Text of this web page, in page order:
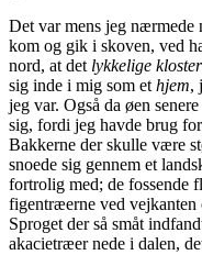
Det var mens jeg nærmede
kom og gik i skoven, ved
nord, at det lykkelige kloster
sig inde i mig som ethjem,
jeg var. Også da øen
sig, fordi jeg havde brug
Bakkerne der skulle være
snoede sig gennem et
fortrolig med; de fossende
figentræerne ved vejkanten
Sproget der så småt
akacietræer nede i dalen,